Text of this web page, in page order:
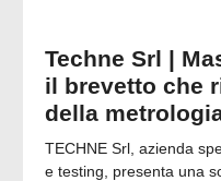
Techne Srl |
il brevetto che
della
TECHNE Srl, azienda
e testing, presenta una